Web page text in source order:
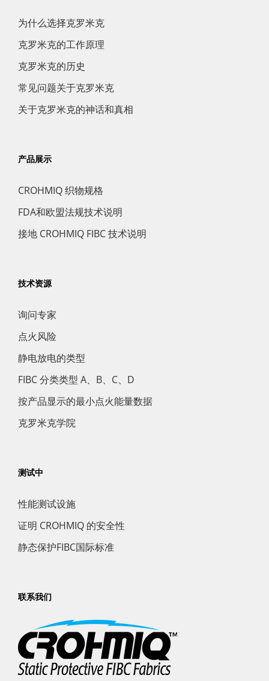
为什么选择克罗米克
克罗米克的工作原理
克罗米克的历史
常见问题关于克罗米克
关于克罗米克的神话和真相
产品展示
CROHMIQ 织物规格
FDA和欧盟法规技术说明
接地 CROHMIQ FIBC 技术说明
技术资源
询问专家
点火风险
静电放电的类型
FIBC 分类类型 A、B、C、D
按产品显示的最小点火能量数据
克罗米克学院
测试中
性能测试设施
证明 CROHMIQ 的安全性
静态保护FIBC国际标准
联系我们